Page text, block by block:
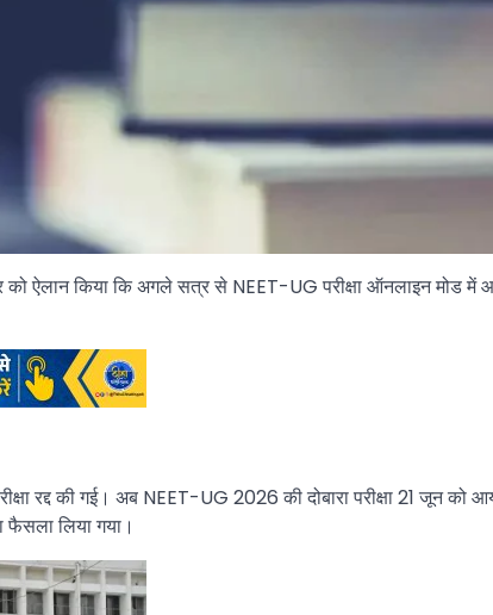
को ऐलान किया कि अगले सत्र से NEET-UG परीक्षा ऑनलाइन मोड में
रद्द की गई। अब NEET-UG 2026 की दोबारा परीक्षा 21 जून को
फैसला लिया गया।